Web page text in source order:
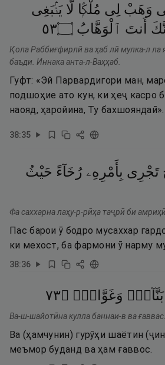
وَهَبْ لِى مُلْكًۭا لَّا يَنۢبَغِى
أَنتَ ٱلْوَهَّابُ ۝٣٥
Қола Раббиғфирлӣ ва ҳаб лӣ мулка-л ла
баъди. Иннака анта-л-Ваҳҳаб.
Гуфт: «Эй Парвардигори ман,
подшоҳие ато кун, ки ҳеҷ касро
наояд, ҳаройина, Ту бахшояндаӣ».
38:35
تَجْرِى بِأَمْرِهِۦ رُخَآءً حَيْثُ
Фа саххарна лаҳу-р-рӣҳа таҷрӣ би амриҳӣ
Пас барои ӯ бодро мусаххар
ки мехост, ба фармони ӯ нарму
38:36
بَنَّآءٍۢ وَغَوَّاصٍۢ ۝٣٧
Ва-ш-шайотӣна кулла баннаи-в ва ғаввас.
Ва (ҳамчунин) гурӯҳи шаётин
меъмор буданд ва ҳам ғаввос.